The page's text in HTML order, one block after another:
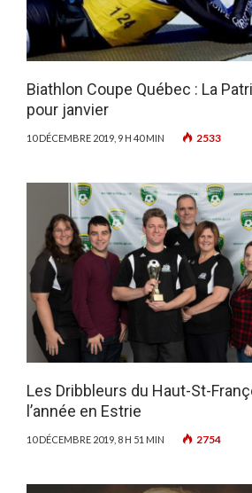
Biathlon Coupe Québec : La
pour janvier
10 DÉCEMBRE 2019, 9 H 40 MIN 2533
Les Dribbleurs du Haut-St-
l’année en Estrie
10 DÉCEMBRE 2019, 8 H 51 MIN 2754